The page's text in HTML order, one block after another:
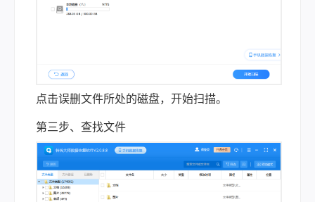
点击误删文件所处的磁盘，开始扫描。
第三步、查找文件